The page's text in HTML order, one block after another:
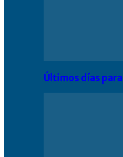
Últimos días